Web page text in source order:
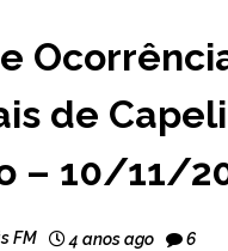
de
– 10/11/
FM 4 anos ago 6